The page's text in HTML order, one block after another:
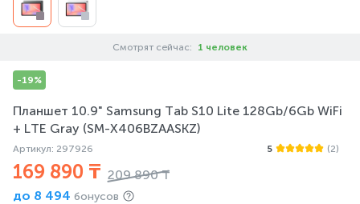
Смотрят сейчас: 1 человек
-19%
Планшет 10.9" Samsung Tab S10 Lite 128Gb/6Gb WiFi
+ LTE Gray (SM-X406BZAASKZ)
Артикул: 297926 5 (2)
169 890 ₸ 209 890 ₸
до 8 494 бонусов